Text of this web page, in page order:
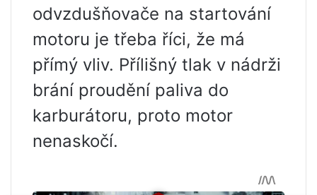
odvzdušňovače na startování
motoru je třeba říci, že má
přímý vliv. Přílišný tlak v nádrži
brání proudění paliva do
karburátoru, proto motor
nenaskočí.